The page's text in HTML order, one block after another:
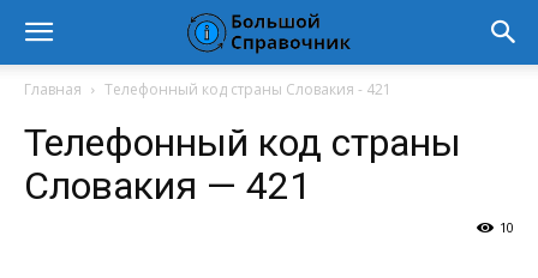
Главная Телефонный код страны Словакия - 421
Телефонный код страны
Словакия — 421
10